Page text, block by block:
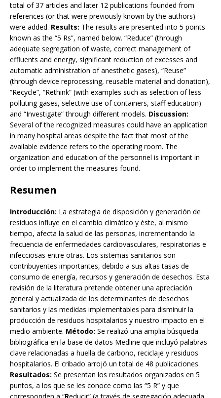
total of 37 articles and later 12 publications founded from
references (or that were previously known by the authors)
were added. Results: The results are presented into 5 points
known as the “5 Rs”, named below. “Reduce” (through
adequate segregation of waste, correct management of
effluents and energy, significant reduction of excesses and
automatic administration of anesthetic gases), “Reuse”
(through device reprocessing, reusable material and donation),
“Recycle”, “Rethink” (with examples such as selection of less
polluting gases, selective use of containers, staff education)
and “Investigate” through different models. Discussion:
Several of the recognized measures could have an application
in many hospital areas despite the fact that most of the
available evidence refers to the operating room. The
organization and education of the personnel is important in
order to implement the measures found.
Resumen
Introducción: La estrategia de disposición y generación de
residuos influye en el cambio climático y éste, al mismo
tiempo, afecta la salud de las personas, incrementando la
frecuencia de enfermedades cardiovasculares, respiratorias e
infecciosas entre otras. Los sistemas sanitarios son
contribuyentes importantes, debido a sus altas tasas de
consumo de energía, recursos y generación de desechos. Esta
revisión de la literatura pretende obtener una apreciación
general y actualizada de los determinantes de desechos
sanitarios y las medidas implementables para disminuir la
producción de residuos hospitalarios y nuestro impacto en el
medio ambiente. Método: Se realizó una amplia búsqueda
bibliográfica en la base de datos Medline que incluyó palabras
clave relacionadas a huella de carbono, reciclaje y residuos
hospitalarios. El cribado arrojó un total de 48 publicaciones.
Resultados: Se presentan los resultados organizados en 5
puntos, a los que se les conoce como las “5 R” y que